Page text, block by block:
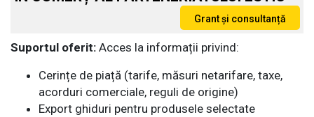
Suportul oferit: Acces la informații privind:
Cerințe de piață (tarife, măsuri netarifare, taxe,
acorduri comerciale, reguli de origine)
Export ghiduri pentru produsele selectate